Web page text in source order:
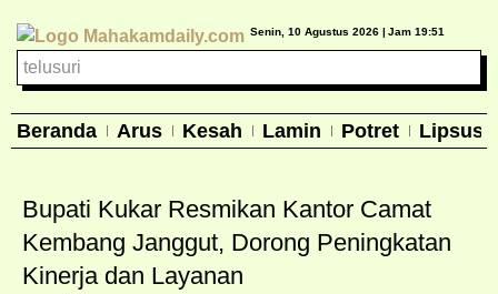
Senin, 10 Agustus 2026 | Jam 19:51
Beranda Arus Kesah Lamin Potret Lipsus
Bupati Kukar Resmikan Kantor Camat
Kembang Janggut, Dorong Peningkatan
Kinerja dan Layanan